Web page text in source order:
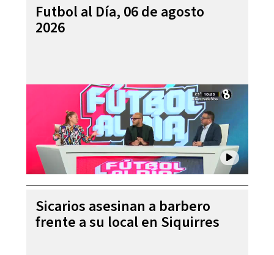
Futbol al Día, 06 de agosto
2026
Sicarios asesinan a barbero
frente a su local en Siquirres